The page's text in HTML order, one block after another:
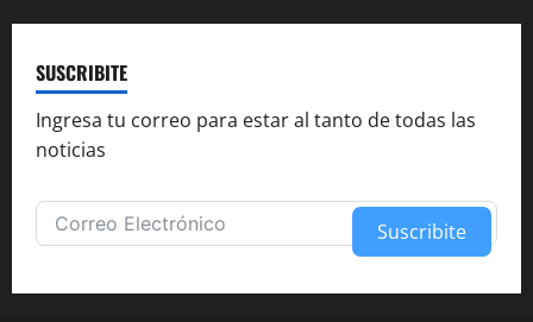
SUSCRIBITE
Ingresa tu correo para estar al tanto de todas las
noticias
Suscribite